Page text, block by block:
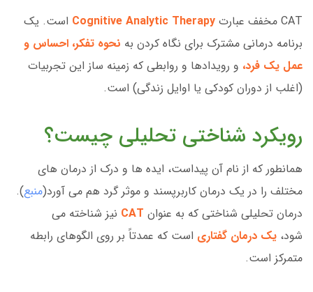
CAT مخفف عبارت Cognitive Analytic Therapy است. یک
برنامه درمانی مشترک برای نگاه کردن به نحوه تفکر، احساس و
عمل یک فرد، و رویدادها و روابطی که زمینه ساز این تجربیات
(اغلب از دوران کودکی یا اوایل زندگی) است.
رویکرد شناختی تحلیلی چیست؟
همانطور که از نام آن پیداست، ایده ها و درک از درمان های
مختلف را در یک درمان کاربرپسند و موثر گرد هم می آورد(منبع).
درمان تحلیلی شناختی که به عنوان CAT نیز شناخته می
شود، یک درمان گفتاری است که عمدتاً بر روی الگوهای رابطه
متمرکز است.